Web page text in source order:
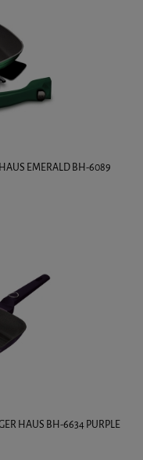
EMERALD BH-6089
HAUS BH-6634 PURPLE